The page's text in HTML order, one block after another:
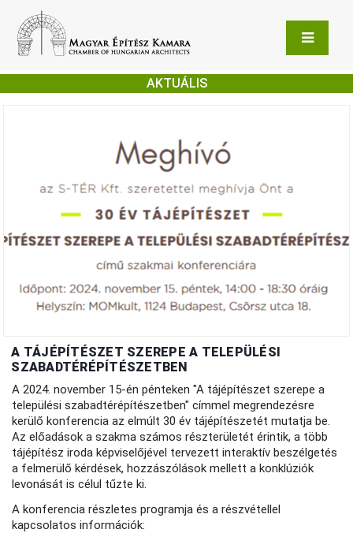
AKTUÁLIS
A TÁJÉPÍTÉSZET SZEREPE A TELEPÜLÉSI
SZABADTÉRÉPÍTÉSZETBEN
A 2024. november 15-én pénteken "A tájépítészet szerepe a
települési szabadtérépítészetben" címmel megrendezésre
kerülő konferencia az elmúlt 30 év tájépítészetét mutatja be.
Az előadások a szakma számos részterületét érintik, a több
tájépítész iroda képviselőjével tervezett interaktív beszélgetés
a felmerülő kérdések, hozzászólások mellett a konklúziók
levonását is célul tűzte ki.
A konferencia részletes programja és a részvétellel
kapcsolatos információk: